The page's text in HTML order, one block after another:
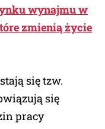
wynajmu w
zmienią życie
się tzw.
się
pracy